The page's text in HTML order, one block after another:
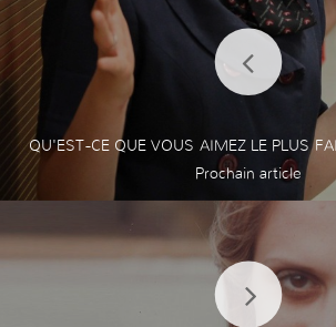
Bonne journée
Mélodie
QU'EST-CE QUE VOUS AIMEZ LE PLUS